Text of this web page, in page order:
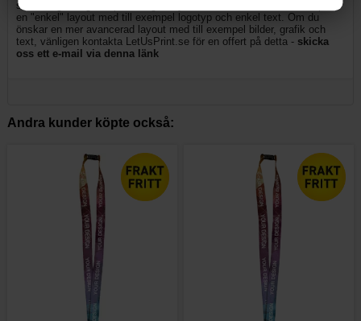
standardgrafik gäller per design / tryckfil och inkluderar att vi skapar
en "enkel" layout med till exempel logotyp och enkel text. Om du
önskar en mer avancerad layout med till exempel bilder, grafik och
text, vänligen kontakta LetUsPrint.se för en offert på detta - skicka
oss ett e-mail via denna länk
Andra kunder köpte också: